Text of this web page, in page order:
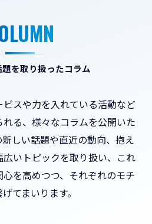
を取り扱ったコラム
スや力を入れている活動など
る、様々なコラムを公開いた
しい話題や直近の動向、抱え
いトピックを取り扱い、これ
を高めつつ、それぞれのモチ
てまいります。